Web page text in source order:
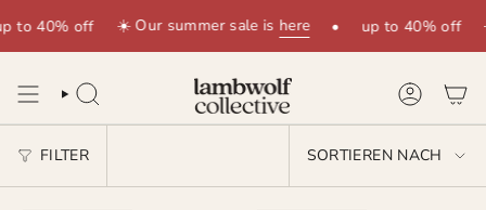
Inhalt
springen
to 40% off ☀️ Our summer sale is here • up to 40% off
SUCHE KONTO
FILTER
SORTIEREN
NACH
SORTIEREN NACH